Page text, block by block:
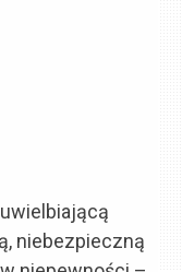
niebezpieczną